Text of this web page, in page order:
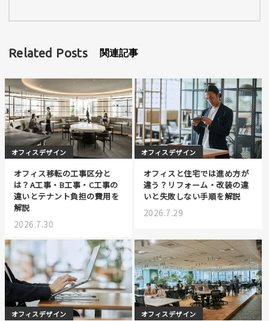
Related Posts 関連記事
オフィスデザイン
オフィス移転の工事区分と
は？A工事・B工事・C工事の
違いとテナント負担の費用を
解説
2026.7.30
オフィスデザイン
オフィスと住宅では進め方が
違う？リフォーム・改装の違
いと失敗しない手順を解説
2026.7.29
オフィスデザイン オフィスデザイン